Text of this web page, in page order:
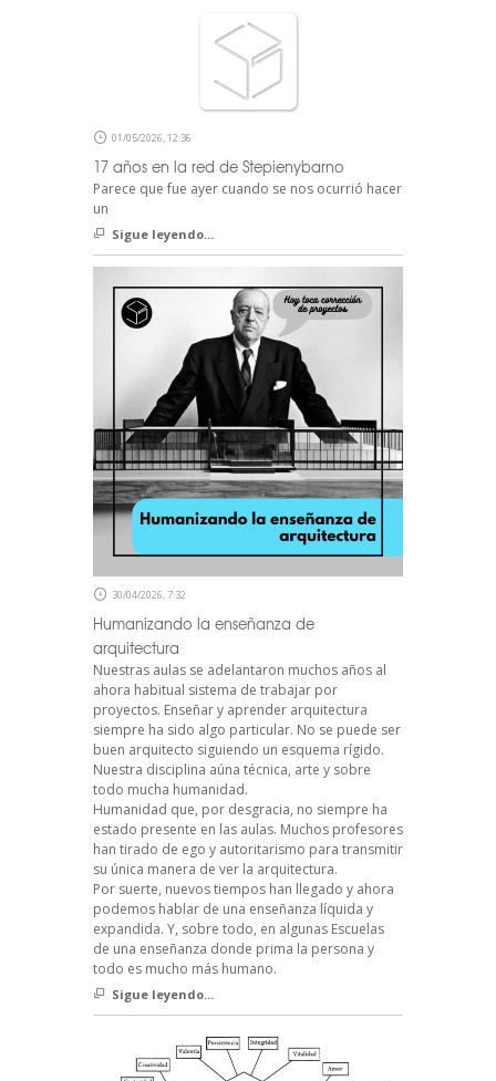
01/05/2026, 12:36
17 años en la red de Stepienybarno
Parece que fue ayer cuando se nos ocurrió hacer
un
Sigue leyendo...
30/04/2026, 7:32
Humanizando la enseñanza de
arquitectura
Nuestras aulas se adelantaron muchos años al
ahora habitual sistema de trabajar por
proyectos. Enseñar y aprender arquitectura
siempre ha sido algo particular. No se puede ser
buen arquitecto siguiendo un esquema rígido.
Nuestra disciplina aúna técnica, arte y sobre
todo mucha humanidad.
Humanidad que, por desgracia, no siempre ha
estado presente en las aulas. Muchos profesores
han tirado de ego y autoritarismo para transmitir
su única manera de ver la arquitectura.
Por suerte, nuevos tiempos han llegado y ahora
podemos hablar de una enseñanza líquida y
expandida. Y, sobre todo, en algunas Escuelas
de una enseñanza donde prima la persona y
todo es mucho más humano.
Sigue leyendo...